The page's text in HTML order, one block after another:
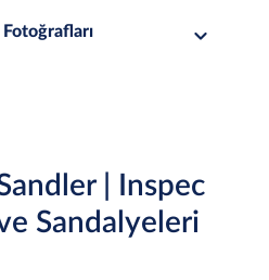
| Inspec
Sandalyeleri